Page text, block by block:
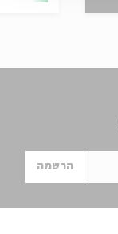
הרשמה